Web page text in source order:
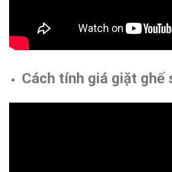
Cách tính giá giặt ghế